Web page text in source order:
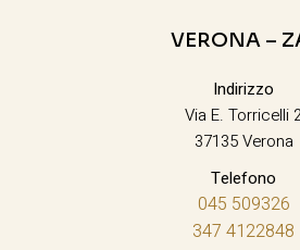
VERONA –
Indirizzo
Via E. Torricelli
37135 Verona
Telefono
045 509326
347 4122848